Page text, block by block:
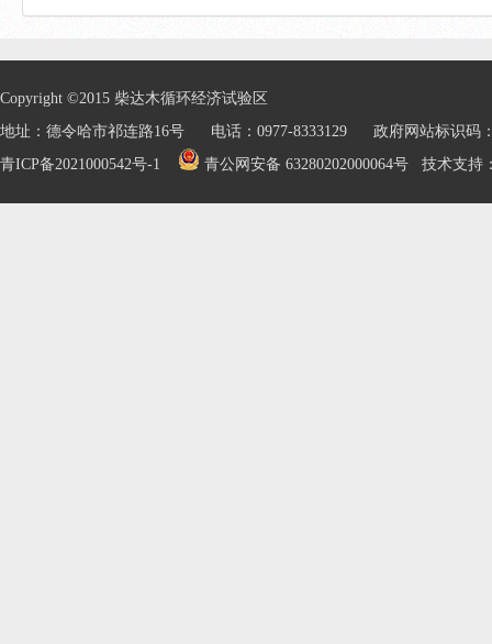
Copyright ©2015 柴达木循环经济试验区
地址：德令哈市祁连路16号 电话：0977-8333129 政府网站标识码：
青ICP备2021000542号-1
青公网安备 63280202000064号 技术支持